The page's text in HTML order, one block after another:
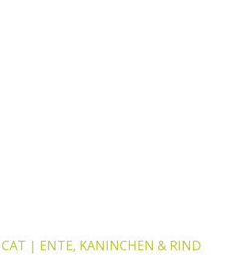
| ENTE, KANINCHEN & RIND